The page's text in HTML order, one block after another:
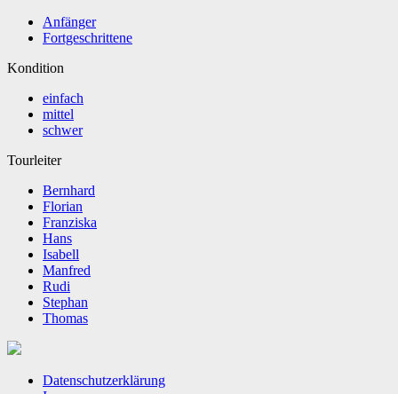
Anfänger
Fortgeschrittene
Kondition
einfach
mittel
schwer
Tourleiter
Bernhard
Florian
Franziska
Hans
Isabell
Manfred
Rudi
Stephan
Thomas
Datenschutzerklärung